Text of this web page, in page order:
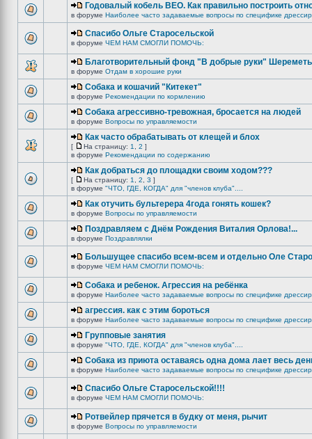
Годовалый кобель ВЕО. Как правильно построить
в форуме Наиболее часто задаваемые вопросы по специфике
Спасибо Ольге Старосельской
в форуме ЧЕМ НАМ СМОГЛИ ПОМОЧЬ:
Благотворительный фонд "В добрые руки"
в форуме Отдам в хорошие руки
Собака и кошачий "Китекет"
в форуме Рекомендации по кормлению
Собака агрессивно-тревожная, бросается на людей
в форуме Вопросы по управляемости
Как часто обрабатывать от клещей и блох
[ На страницу: 1 2 ]
в форуме Рекомендации по содержанию
Как добраться до площадки своим ходом???
[ На страницу: 1 2 3 ]
в форуме "ЧТО, ГДЕ, КОГДА" для "членов клуба"....
Как отучить бультерера 4года гонять кошек?
в форуме Вопросы по управляемости
Поздравляем с Днём Рождения Виталия Орлова!...
в форуме Поздравлялки
Большущее спасибо всем-всем и отдельно Оле
в форуме ЧЕМ НАМ СМОГЛИ ПОМОЧЬ:
Собака и ребенок. Агрессия на ребёнка
в форуме Наиболее часто задаваемые вопросы по специфике
агрессия. как с этим бороться
в форуме Наиболее часто задаваемые вопросы по специфике
Групповые занятия
в форуме "ЧТО, ГДЕ, КОГДА" для "членов клуба"....
Собака из приюта оставаясь одна дома лает весь
в форуме Наиболее часто задаваемые вопросы по специфике
Спасибо Ольге Старосельской!!!!
в форуме ЧЕМ НАМ СМОГЛИ ПОМОЧЬ:
Ротвейлер прячется в будку от меня, рычит
в форуме Вопросы по управляемости